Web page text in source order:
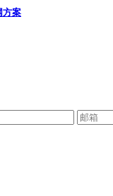
方案